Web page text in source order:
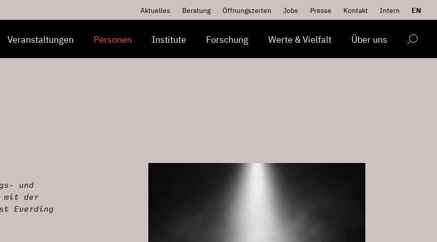
Aktuelles Beratung Öffnungszeiten Jobs Presse Kontakt Intern EN
Veranstaltungen Personen Institute Forschung Werte & Vielfalt Über uns
und
mit der
Everding